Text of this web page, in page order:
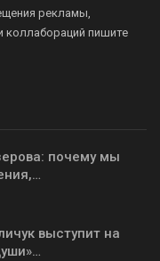
рекламы,
коллабораций пишите
почему мы
выступит на